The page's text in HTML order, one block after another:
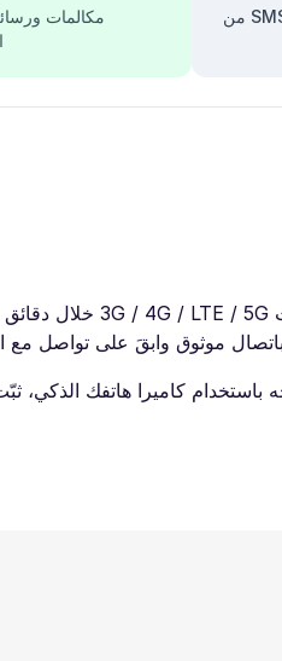
أرسل واستقبل رسائل SMS من